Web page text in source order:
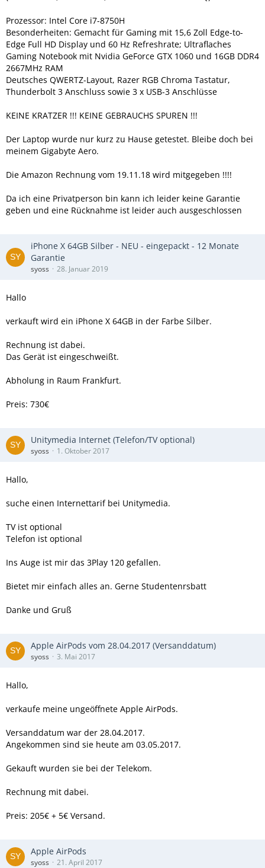
Prozessor: Intel Core i7-8750H
Besonderheiten: Gemacht für Gaming mit 15,6 Zoll Edge-to-
Edge Full HD Display und 60 Hz Refreshrate; Ultraflaches
Gaming Notebook mit Nvidia GeForce GTX 1060 und 16GB DDR4
2667MHz RAM
Deutsches QWERTZ-Layout, Razer RGB Chroma Tastatur,
Thunderbolt 3 Anschluss sowie 3 x USB-3 Anschlüsse
KEINE KRATZER !!! KEINE GEBRAUCHS SPUREN !!!
Der Laptop wurde nur kurz zu Hause getestet. Bleibe doch bei
meinem Gigabyte Aero.
Die Amazon Rechnung vom 19.11.18 wird mitgegeben !!!!
Da ich eine Privatperson bin kann ich leider keine Garantie
geben und eine Rücknahme ist leider auch ausgeschlossen
iPhone X 64GB Silber - NEU - eingepackt - 12 Monate
Garantie
syoss 28. Januar 2019
Hallo
verkauft wird ein iPhone X 64GB in der Farbe Silber.
Rechnung ist dabei.
Das Gerät ist eingeschweißt.
Abholung in Raum Frankfurt.
Preis: 730€
Unitymedia Internet (Telefon/TV optional)
syoss 1. Oktober 2017
Hallo,
suche einen Internettarif bei Unitymedia.
TV ist optional
Telefon ist optional
Ins Auge ist mir das 3Play 120 gefallen.
Bietet mir einfach alles an. Gerne Studentenrsbatt
Danke und Gruß
Apple AirPods vom 28.04.2017 (Versanddatum)
syoss 3. Mai 2017
Hallo,
verkaufe meine ungeöffnete Apple AirPods.
Versanddatum war der 28.04.2017.
Angekommen sind sie heute am 03.05.2017.
Gekauft wurden sie bei der Telekom.
Rechnung mit dabei.
Preis: 205€ + 5€ Versand.
Apple AirPods
syoss 21. April 2017